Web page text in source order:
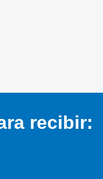
recibir: